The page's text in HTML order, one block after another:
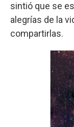
sintió que se
alegrías de la
compartirlas.